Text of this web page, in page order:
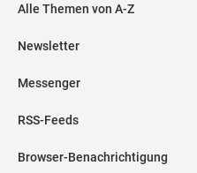
Alle Themen von A-Z
Newsletter
Messenger
RSS-Feeds
Browser-Benachrichtigung